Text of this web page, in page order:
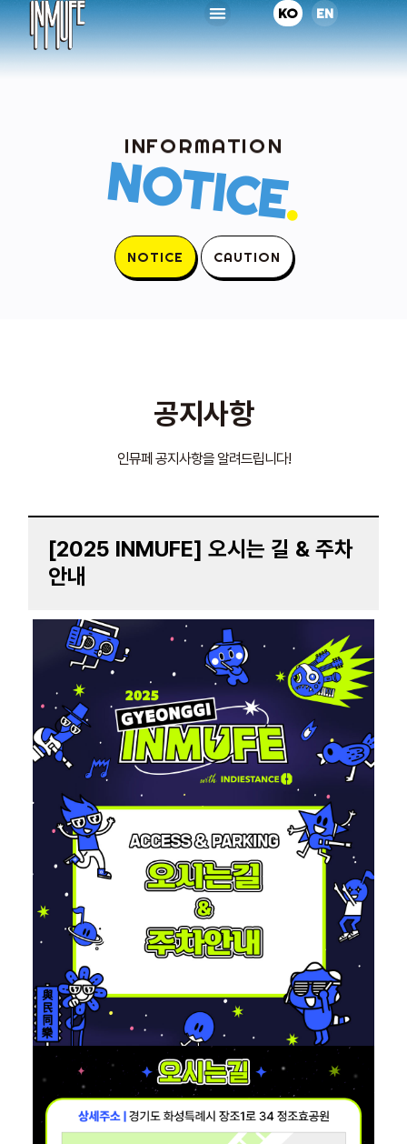
KO EN
INFORMATION
NOTICE.
NOTICE CAUTION
공지사항
인뮤페 공지사항을 알려드립니다!
[2025 INMUFE] 오시는 길 & 주차
안내